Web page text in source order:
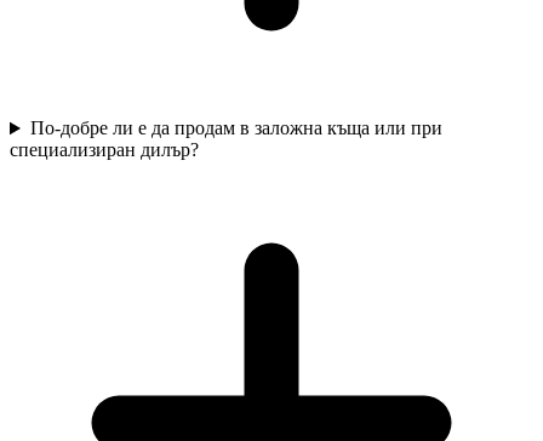
По-добре ли е да продам в заложна къща или при
специализиран дилър?